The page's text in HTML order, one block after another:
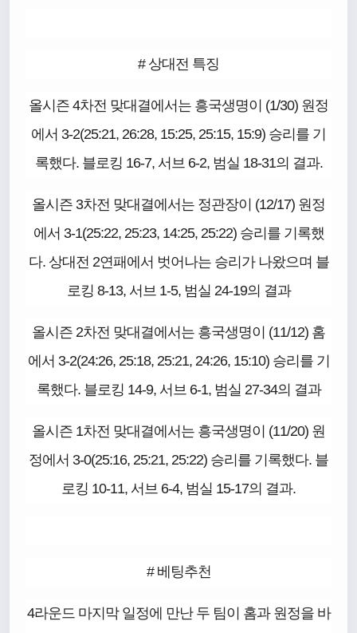
# 상대전 특징
올시즌 4차전 맞대결에서는 흥국생명이 (1/30) 원정
에서 3-2(25:21, 26:28, 15:25, 25:15, 15:9) 승리를 기
록했다. 블로킹 16-7, 서브 6-2, 범실 18-31의 결과.
올시즌 3차전 맞대결에서는 정관장이 (12/17) 원정
에서 3-1(25:22, 25:23, 14:25, 25:22) 승리를 기록했
다. 상대전 2연패에서 벗어나는 승리가 나왔으며 블
로킹 8-13, 서브 1-5, 범실 24-19의 결과
올시즌 2차전 맞대결에서는 흥국생명이 (11/12) 홈
에서 3-2(24:26, 25:18, 25:21, 24:26, 15:10) 승리를 기
록했다. 블로킹 14-9, 서브 6-1, 범실 27-34의 결과
올시즌 1차전 맞대결에서는 흥국생명이 (11/20) 원
정에서 3-0(25:16, 25:21, 25:22) 승리를 기록했다. 블
로킹 10-11, 서브 6-4, 범실 15-17의 결과.
# 베팅추천
4라운드 마지막 일정에 만난 두 팀이 홈과 원정을 바